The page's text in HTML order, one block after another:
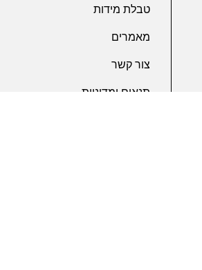
טבלת מידות
מאמרים
צור קשר
תנאים ומדיניות